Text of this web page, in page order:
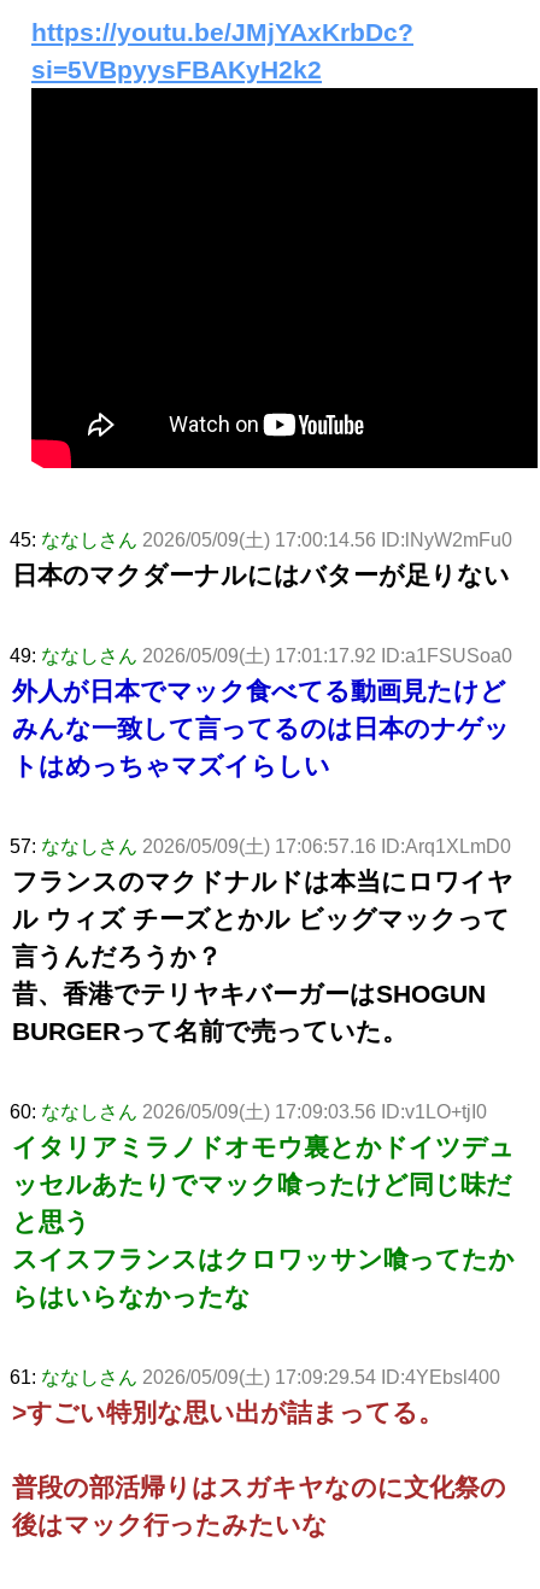
https://youtu.be/JMjYAxKrbDc?
si=5VBpyysFBAKyH2k2
45: ななしさん 2026/05/09(土) 17:00:14.56 ID:lNyW2mFu0
日本のマクダーナルにはバターが足りない
49: ななしさん 2026/05/09(土) 17:01:17.92 ID:a1FSUSoa0
外人が日本でマック食べてる動画見たけど
みんな一致して言ってるのは日本のナゲッ
トはめっちゃマズイらしい
57: ななしさん 2026/05/09(土) 17:06:57.16 ID:Arq1XLmD0
フランスのマクドナルドは本当にロワイヤ
ル ウィズ チーズとかル ビッグマックって
言うんだろうか？
昔、香港でテリヤキバーガーはSHOGUN
BURGERって名前で売っていた。
60: ななしさん 2026/05/09(土) 17:09:03.56 ID:v1LO+tjI0
イタリアミラノドオモウ裏とかドイツデュ
ッセルあたりでマック喰ったけど同じ味だ
と思う
スイスフランスはクロワッサン喰ってたか
らはいらなかったな
61: ななしさん 2026/05/09(土) 17:09:29.54 ID:4YEbsl400
>すごい特別な思い出が詰まってる。
普段の部活帰りはスガキヤなのに文化祭の
後はマック行ったみたいな